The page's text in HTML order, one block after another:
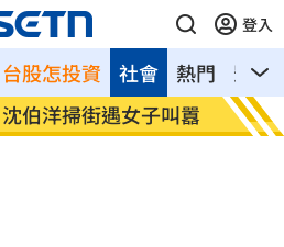
登入
台股怎投資 熱門 影音
社會
伯洋掃街遇女子叫囂
孫安
嗆